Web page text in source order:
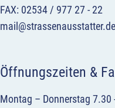
FAX: 02534 / 977 27 - 22
mail@strassenausstatter.de
Öffnungszeiten &
Montag – Donnerstag 7.30